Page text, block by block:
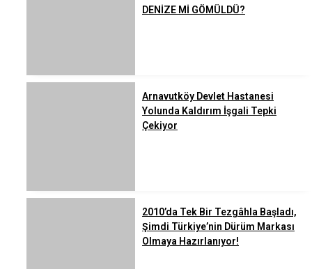
DENİZE Mİ GÖMÜLDÜ?
Arnavutköy Devlet Hastanesi
Yolunda Kaldırım İşgali Tepki
Çekiyor
2010’da Tek Bir Tezgâhla Başladı,
Şimdi Türkiye’nin Dürüm Markası
Olmaya Hazırlanıyor!